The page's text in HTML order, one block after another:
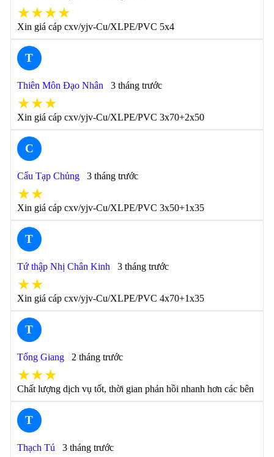
★★★★
Xin giá cáp cxv/yjv-Cu/XLPE/PVC 5x4
T
Thiên Môn Đạo Nhân 3 tháng trước
★★★
Xin giá cáp cxv/yjv-Cu/XLPE/PVC 3x70+2x50
C
Cẩu Tạp Chủng 3 tháng trước
★★
Xin giá cáp cxv/yjv-Cu/XLPE/PVC 3x50+1x35
T
Tứ thập Nhị Chân Kinh 3 tháng trước
★★
Xin giá cáp cxv/yjv-Cu/XLPE/PVC 4x70+1x35
T
Tống Giang 2 tháng trước
★★★
Chất lượng dịch vụ tốt, thời gian phản hồi nhanh hơn các bên
T
Thạch Tú 3 tháng trước